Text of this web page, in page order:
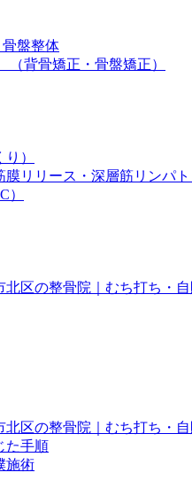
骨盤整体
背骨矯正・骨盤矯正）
）
リリース・深層筋リンパト
）
区の整骨院｜むち打ち・
区の整骨院｜むち打ち・
た手順
施術